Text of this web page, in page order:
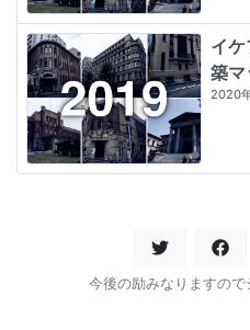
イ
築
2020
今後の励みなりますので